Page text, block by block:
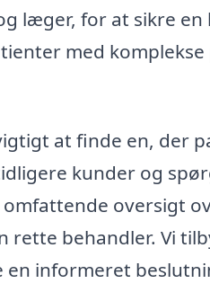
læger, for at sikre
med komplekse
at finde en, der
kunder og
oversigt
behandler. Vi
informeret